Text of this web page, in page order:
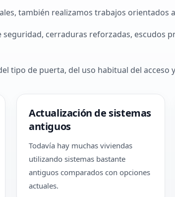
también realizamos trabajos
cerraduras reforzadas, escudos
tipo de puerta, del uso habitual del
Actualización de sistemas
antiguos
Todavía hay muchas viviendas
utilizando sistemas bastante
antiguos comparados con opciones
actuales.